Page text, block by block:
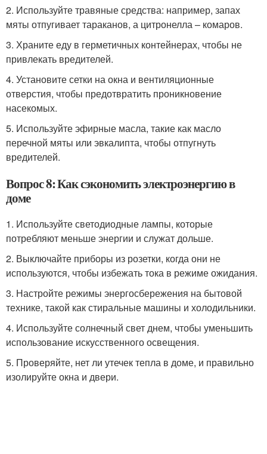
2. Используйте травяные средства: например, запах
мяты отпугивает тараканов, а цитронелла – комаров.
3. Храните еду в герметичных контейнерах, чтобы не
привлекать вредителей.
4. Установите сетки на окна и вентиляционные
отверстия, чтобы предотвратить проникновение
насекомых.
5. Используйте эфирные масла, такие как масло
перечной мяты или эвкалипта, чтобы отпугнуть
вредителей.
Вопрос 8: Как сэкономить электроэнергию в
доме
1. Используйте светодиодные лампы, которые
потребляют меньше энергии и служат дольше.
2. Выключайте приборы из розетки, когда они не
используются, чтобы избежать тока в режиме ожидания.
3. Настройте режимы энергосбережения на бытовой
технике, такой как стиральные машины и холодильники.
4. Используйте солнечный свет днем, чтобы уменьшить
использование искусственного освещения.
5. Проверяйте, нет ли утечек тепла в доме, и правильно
изолируйте окна и двери.